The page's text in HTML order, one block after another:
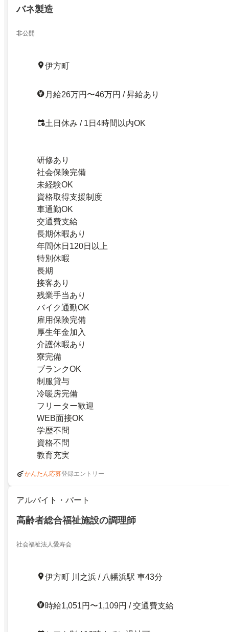
バネ製造
非公開
伊方町
月給26万円〜46万円 / 昇給あり
土日休み / 1日4時間以内OK
研修あり
社会保険完備
未経験OK
資格取得支援制度
車通勤OK
交通費支給
長期休暇あり
年間休日120日以上
特別休暇
長期
接客あり
残業手当あり
バイク通勤OK
雇用保険完備
厚生年金加入
介護休暇あり
寮完備
ブランクOK
制服貸与
冷暖房完備
フリーター歓迎
WEB面接OK
学歴不問
資格不問
教育充実
かんたん応募登録エントリー
アルバイト・パート
高齢者総合福祉施設の調理師
社会福祉法人愛寿会
伊方町 川之浜 / 八幡浜駅 車43分
時給1,051円〜1,109円 / 交通費支給